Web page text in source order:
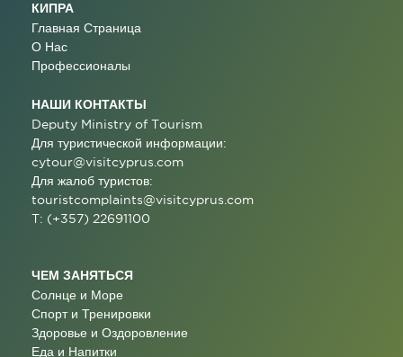
КИПРА
Главная Страница
О Нас
Профессионалы
НАШИ КОНТАКТЫ
Deputy Ministry of Tourism
Для туристической информации:
cytour@visitcyprus.com
Для жалоб туристов:
touristcomplaints@visitcyprus.com
T: (+357) 22691100
ЧЕМ ЗАНЯТЬСЯ
Солнце и Море
Спорт и Тренировки
Здоровье и Оздоровление
Еда и Напитки